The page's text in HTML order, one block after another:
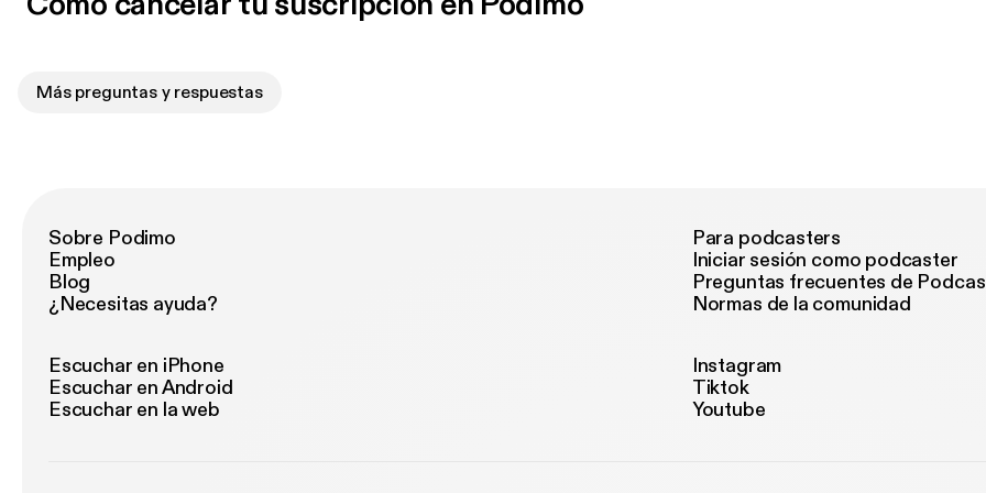
Más preguntas y respuestas
Sobre Podimo
Empleo
Blog
¿Necesitas ayuda?
Para podcasters
Iniciar sesión como podcaster
Preguntas frecuentes de
Normas de la comunidad
Escuchar en iPhone
Escuchar en Android
Escuchar en la web
Instagram
Tiktok
Youtube